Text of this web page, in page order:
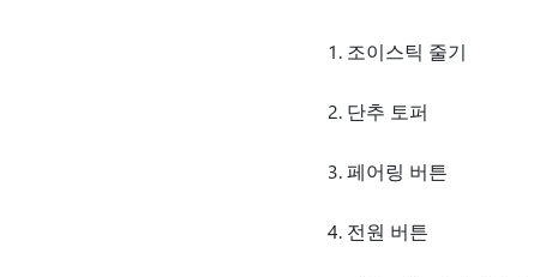
조이스틱 줄기
단추 토퍼
페어링 버튼
전원 버튼